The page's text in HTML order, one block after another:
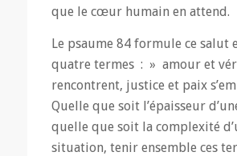
que le cœur humain en attend.
Le psaume 84 formule ce salut
quatre termes : » amour et
rencontrent, justice et paix
Quelle que soit l’épaisseur
quelle que soit la complexité
situation, tenir ensemble ces